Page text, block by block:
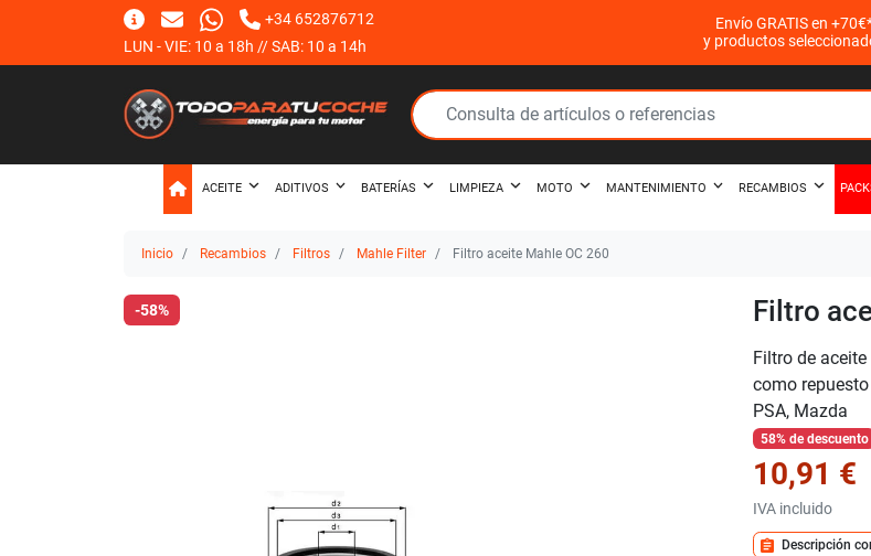
+34 652876712
LUN - VIE: 10 a 18h // SAB: 10 a 14h
Envío GRATIS en
y productos
ACEITE ADITIVOS BATERÍAS LIMPIEZA MOTO MANTENIMIENTO RECAMBIOS
Inicio Recambios Filtros Mahle Filter Filtro aceite Mahle OC 260
-58% Filtro
Filtro de
como
PSA, Mazda
58% de descuento
10,91 €
IVA incluido
assignment Descripción